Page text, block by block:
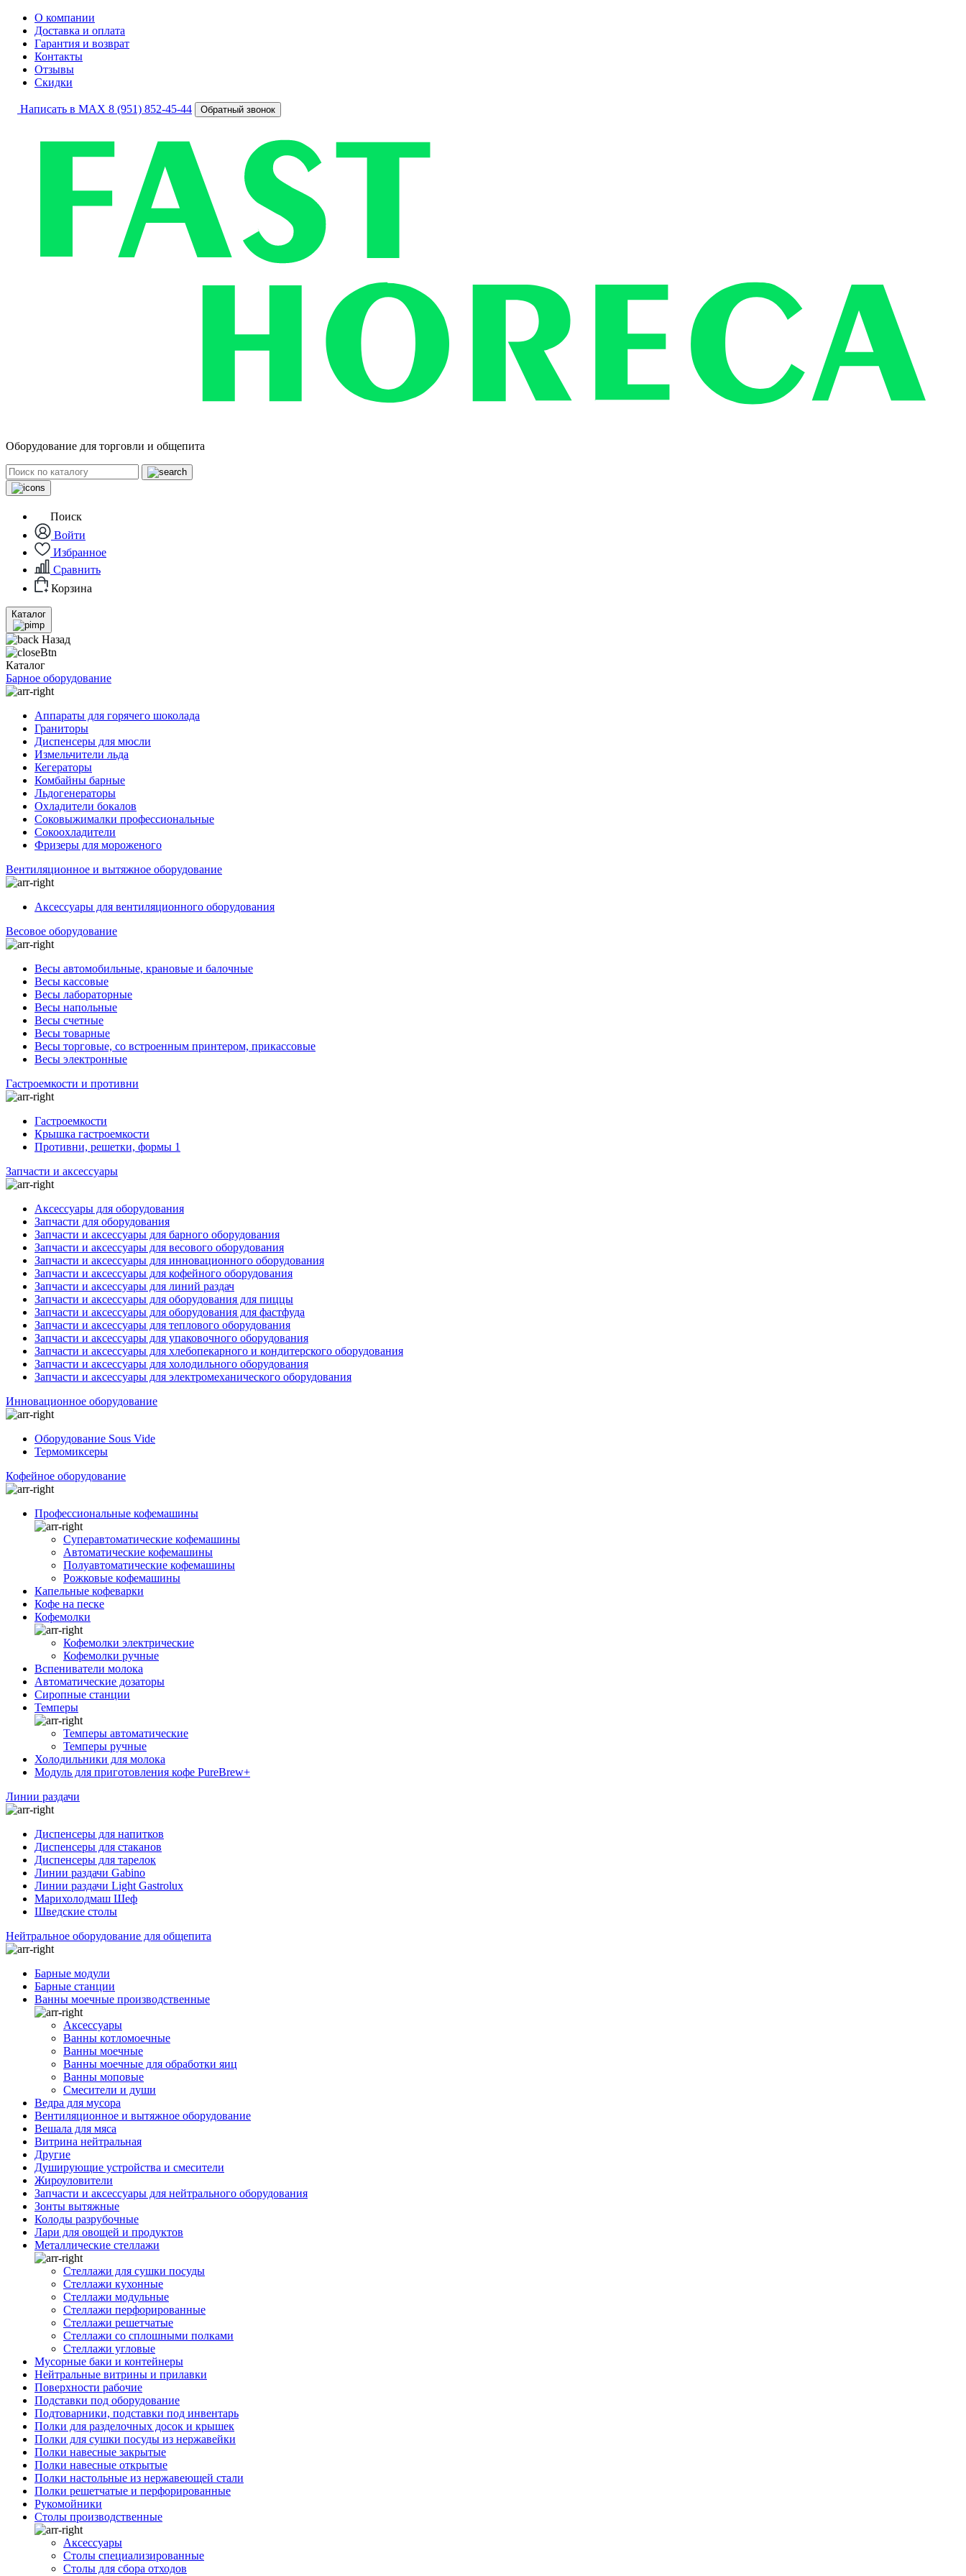
О компании
Доставка и оплата
Гарантия и возврат
Контакты
Отзывы
Скидки
Написать в MAX 8 (951) 852-45-44 Обратный звонок
Оборудование для торговли и общепита
Поиск
Войти
Избранное
Сравнить
Корзина
Каталог
Назад
Каталог
Барное оборудование
Аппараты для горячего шоколада
Граниторы
Диспенсеры для мюсли
Измельчители льда
Кегераторы
Комбайны барные
Льдогенераторы
Охладители бокалов
Соковыжималки профессиональные
Сокоохладители
Фризеры для мороженого
Вентиляционное и вытяжное оборудование
Аксессуары для вентиляционного оборудования
Весовое оборудование
Весы автомобильные, крановые и балочные
Весы кассовые
Весы лабораторные
Весы напольные
Весы счетные
Весы товарные
Весы торговые, со встроенным принтером, прикассовые
Весы электронные
Гастроемкости и противни
Гастроемкости
Крышка гастроемкости
Противни, решетки, формы 1
Запчасти и аксессуары
Аксессуары для оборудования
Запчасти для оборудования
Запчасти и аксессуары для барного оборудования
Запчасти и аксессуары для весового оборудования
Запчасти и аксессуары для инновационного оборудования
Запчасти и аксессуары для кофейного оборудования
Запчасти и аксессуары для линий раздач
Запчасти и аксессуары для оборудования для пиццы
Запчасти и аксессуары для оборудования для фастфуда
Запчасти и аксессуары для теплового оборудования
Запчасти и аксессуары для упаковочного оборудования
Запчасти и аксессуары для хлебопекарного и кондитерского оборудования
Запчасти и аксессуары для холодильного оборудования
Запчасти и аксессуары для электромеханического оборудования
Инновационное оборудование
Оборудование Sous Vide
Термомиксеры
Кофейное оборудование
Профессиональные кофемашины
Суперавтоматические кофемашины
Автоматические кофемашины
Полуавтоматические кофемашины
Рожковые кофемашины
Капельные кофеварки
Кофе на песке
Кофемолки
Кофемолки электрические
Кофемолки ручные
Вспениватели молока
Автоматические дозаторы
Сиропные станции
Темперы
Темперы автоматические
Темперы ручные
Холодильники для молока
Модуль для приготовления кофе PureBrew+
Линии раздачи
Диспенсеры для напитков
Диспенсеры для стаканов
Диспенсеры для тарелок
Линии раздачи Gabino
Линии раздачи Light Gastrolux
Марихолодмаш Шеф
Шведские столы
Нейтральное оборудование для общепита
Барные модули
Барные станции
Ванны моечные производственные
Аксессуары
Ванны котломоечные
Ванны моечные
Ванны моечные для обработки яиц
Ванны моповые
Смесители и души
Ведра для мусора
Вентиляционное и вытяжное оборудование
Вешала для мяса
Витрина нейтральная
Другие
Душирующие устройства и смесители
Жироуловители
Запчасти и аксессуары для нейтрального оборудования
Зонты вытяжные
Колоды разрубочные
Лари для овощей и продуктов
Металлические стеллажи
Стеллажи для сушки посуды
Стеллажи кухонные
Стеллажи модульные
Стеллажи перфорированные
Стеллажи решетчатые
Стеллажи со сплошными полками
Стеллажи угловые
Мусорные баки и контейнеры
Нейтральные витрины и прилавки
Поверхности рабочие
Подставки под оборудование
Подтоварники, подставки под инвентарь
Полки для разделочных досок и крышек
Полки для сушки посуды из нержавейки
Полки навесные закрытые
Полки навесные открытые
Полки настольные из нержавеющей стали
Полки решетчатые и перфорированные
Рукомойники
Столы производственные
Аксессуары
Столы специализированные
Столы для сбора отходов